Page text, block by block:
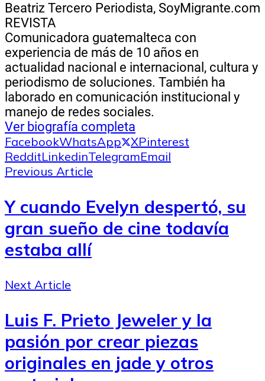
Beatriz Tercero Periodista, SoyMigrante.com
REVISTA
Comunicadora guatemalteca con
experiencia de más de 10 años en
actualidad nacional e internacional, cultura y
periodismo de soluciones. También ha
laborado en comunicación institucional y
manejo de redes sociales.
Ver biografía completa
FacebookWhatsApp XPinterest
RedditLinkedinTelegramEmail
Previous Article
Y cuando Evelyn despertó, su
gran sueño de cine todavía
estaba allí
Next Article
Luis F. Prieto Jeweler y la
pasión por crear piezas
originales en jade y otros